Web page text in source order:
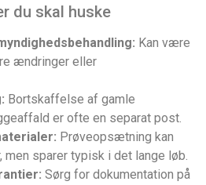
du skal huske
Kan være
ændringer eller
Bortskaffelse af gamle
er ofte en separat post.
Prøveopsætning kan
sparer typisk i det lange løb.
Sørg for dokumentation på